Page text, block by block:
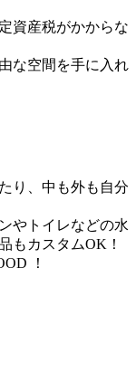
資産税がかからな
な空間を手に入れ
り、中も外も自分
やトイレなどの水
もカスタムOK！
！